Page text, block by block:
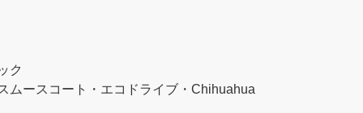
ク
ムースコート・エコドライブ・Chihuahua